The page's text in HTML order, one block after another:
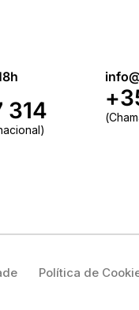
314
Política de